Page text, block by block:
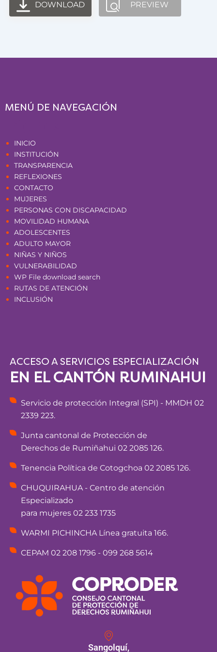
DOWNLOAD PREVIEW
MENÚ DE NAVEGACIÓN
INICIO
INSTITUCIÓN
TRANSPARENCIA
REFLEXIONES
CONTACTO
MUJERES
PERSONAS CON DISCAPACIDAD
MOVILIDAD HUMANA
ADOLESCENTES
ADULTO MAYOR
NIÑAS Y NIÑOS
VULNERABILIDAD
WP File download search
RUTAS DE ATENCIÓN
INCLUSIÓN
ACCESO A SERVICIOS ESPECIALIZACIÓN
EN EL CANTÓN RUMIÑAHUI
Servicio de protección Integral (SPI) - MMDH 02
2339 223.
Junta cantonal de Protección de
Derechos de Rumiñahui 02 2085 126.
Tenencia Política de Cotogchoa 02 2085 126.
CHUQUIRAHUA - Centro de atención
Especializado
para mujeres 02 233 1735
WARMI PICHINCHA Línea gratuita 166.
CEPAM 02 208 1796 - 099 268 5614
Sangolquí,